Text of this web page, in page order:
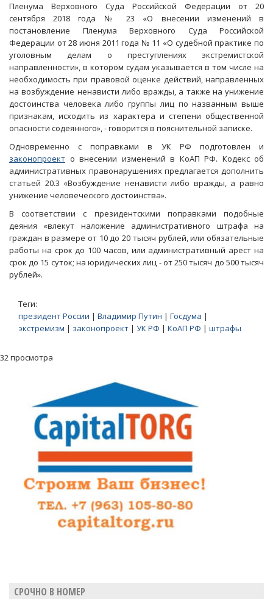
Пленума Верховного Суда Российской Федерации от 20
сентября 2018 года № 23 «О внесении изменений в
постановление Пленума Верховного Суда Российской
Федерации от 28 июня 2011 года № 11 «О судебной практике по
уголовным делам о преступлениях экстремистской
направленности», в котором судам указывается в том числе на
необходимость при правовой оценке действий, направленных
на возбуждение ненависти либо вражды, а также на унижение
достоинства человека либо группы лиц по названным выше
признакам, исходить из характера и степени общественной
опасности содеянного», - говорится в пояснительной записке.
Одновременно с поправками в УК РФ подготовлен и
законопроект о внесении изменений в КоАП РФ. Кодекс об
административных правонарушениях предлагается дополнить
статьей 20.3 «Возбуждение ненависти либо вражды, а равно
унижение человеческого достоинства».
В соответствии с президентскими поправками подобные
деяния «влекут наложение административного штрафа на
граждан в размере от 10 до 20 тысяч рублей, или обязательные
работы на срок до 100 часов, или административный арест на
срок до 15 суток; на юридических лиц - от 250 тысяч до 500 тысяч
рублей».
Теги:
президент России | Владимир Путин | Госдума |
экстремизм | законопроект | УК РФ | КоАП РФ | штрафы
32 просмотра
СРОЧНО В НОМЕР